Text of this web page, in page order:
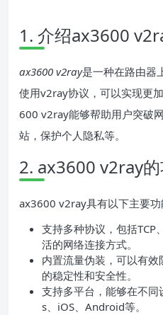
1. 介绍ax3600
ax3600 v2ray是一种在路由器
使用v2ray协议，可以实现更
600 v2ray能够帮助用户突破
站，保护个人隐私等。
2. ax3600 v2ray
ax3600 v2ray具有以下主要功
支持多种协议，包括TCP
活的网络连接方式。
内置流量伪装，可以有
的稳定性和安全性。
支持多平台，能够在不
s、iOS、Android等。